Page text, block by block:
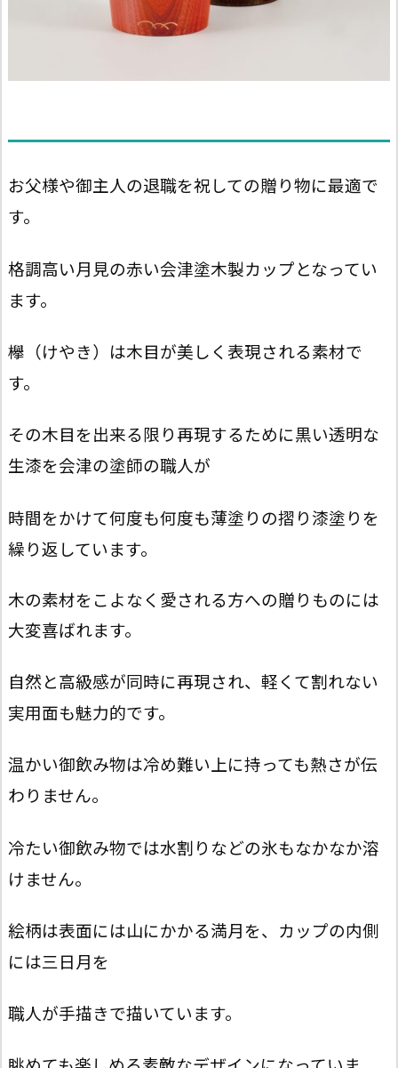
お父様や御主人の退職を祝しての贈り物に最適で
す。
格調高い月見の赤い会津塗木製カップとなってい
ます。
欅（けやき）は木目が美しく表現される素材で
す。
その木目を出来る限り再現するために黒い透明な
生漆を会津の塗師の職人が
時間をかけて何度も何度も薄塗りの摺り漆塗りを
繰り返しています。
木の素材をこよなく愛される方への贈りものには
大変喜ばれます。
自然と高級感が同時に再現され、軽くて割れない
実用面も魅力的です。
温かい御飲み物は冷め難い上に持っても熱さが伝
わりません。
冷たい御飲み物では水割りなどの氷もなかなか溶
けません。
絵柄は表面には山にかかる満月を、カップの内側
には三日月を
職人が手描きで描いています。